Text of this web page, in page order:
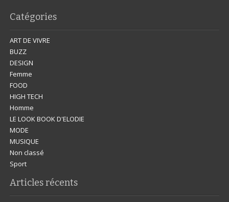
Catégories
ART DE VIVRE
BUZZ
DESIGN
Femme
FOOD
HIGH TECH
Homme
LE LOOK BOOK D'ELODIE
MODE
MUSIQUE
Non classé
Sport
Articles récents